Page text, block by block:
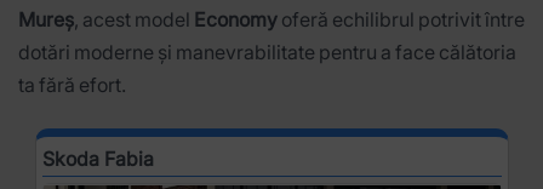
Mureș, acest model Economy oferă echilibrul potrivit între
dotări moderne și manevrabilitate pentru a face călătoria
ta fără efort.
Skoda Fabia